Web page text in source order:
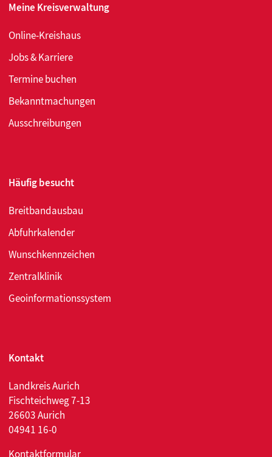
Meine Kreisverwaltung
Online-Kreishaus
Jobs & Karriere
Termine buchen
Bekanntmachungen
Ausschreibungen
Häufig besucht
Breitbandausbau
Abfuhrkalender
Wunschkennzeichen
Zentralklinik
Geoinformationssystem
Kontakt
Landkreis Aurich
Fischteichweg 7-13
26603 Aurich
04941 16-0
Kontaktformular